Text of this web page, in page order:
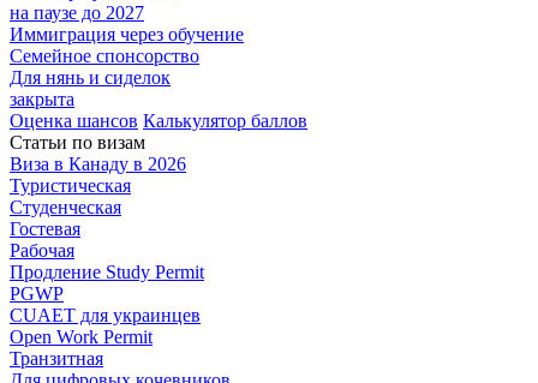
на паузе до 2027
Иммиграция через обучение
Семейное спонсорство
Для нянь и сиделок
закрыта
Оценка шансов Калькулятор баллов
Статьи по визам
Виза в Канаду в 2026
Туристическая
Студенческая
Гостевая
Рабочая
Продление Study Permit
PGWP
CUAET для украинцев
Open Work Permit
Транзитная